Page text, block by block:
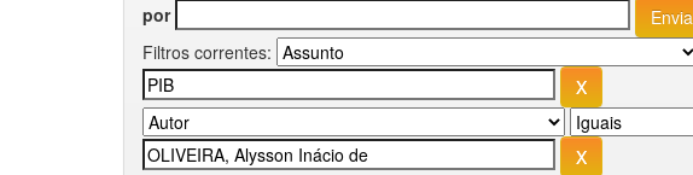
por
Filtros correntes: